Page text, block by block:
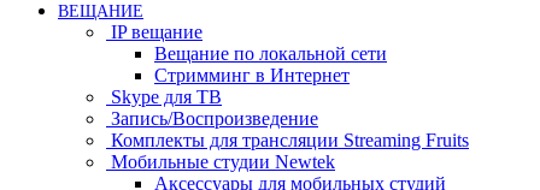
ВЕЩАНИЕ
IP вещание
Вещание по локальной сети
Стримминг в Интернет
Skype для ТВ
Запись/Воспроизведение
Комплекты для трансляции Streaming Fruits
Мобильные студии Newtek
Аксессуары для мобильных студий